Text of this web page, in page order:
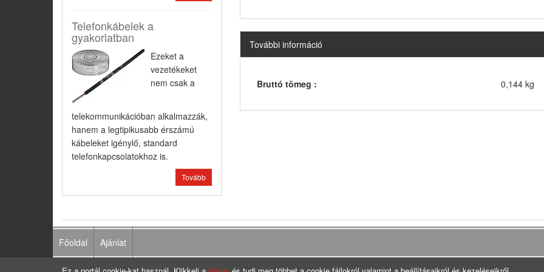
Telefonkábelek a
gyakorlatban
Ezeket a
vezetékeket
nem csak a
telekommunikációban alkalmazzák,
hanem a legtipikusabb érszámú
kábeleket igénylő, standard
telefonkapcsolatokhoz is.
Tovább
További információ
Bruttó tömeg : 0,144 kg
Főoldal Ajánlat